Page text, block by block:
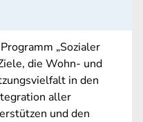
„Sozialer
die Wohn- und
in den
aller
und den